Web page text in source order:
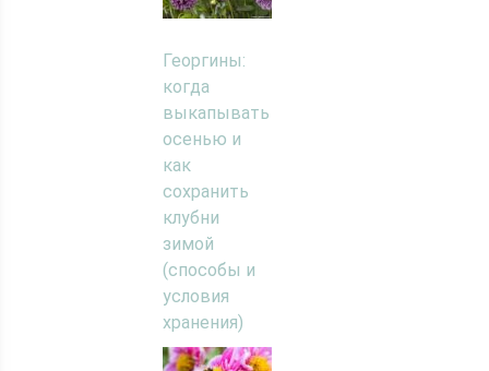
Георгины:
когда
выкапывать
осенью и
как
сохранить
клубни
зимой
(способы и
условия
хранения)